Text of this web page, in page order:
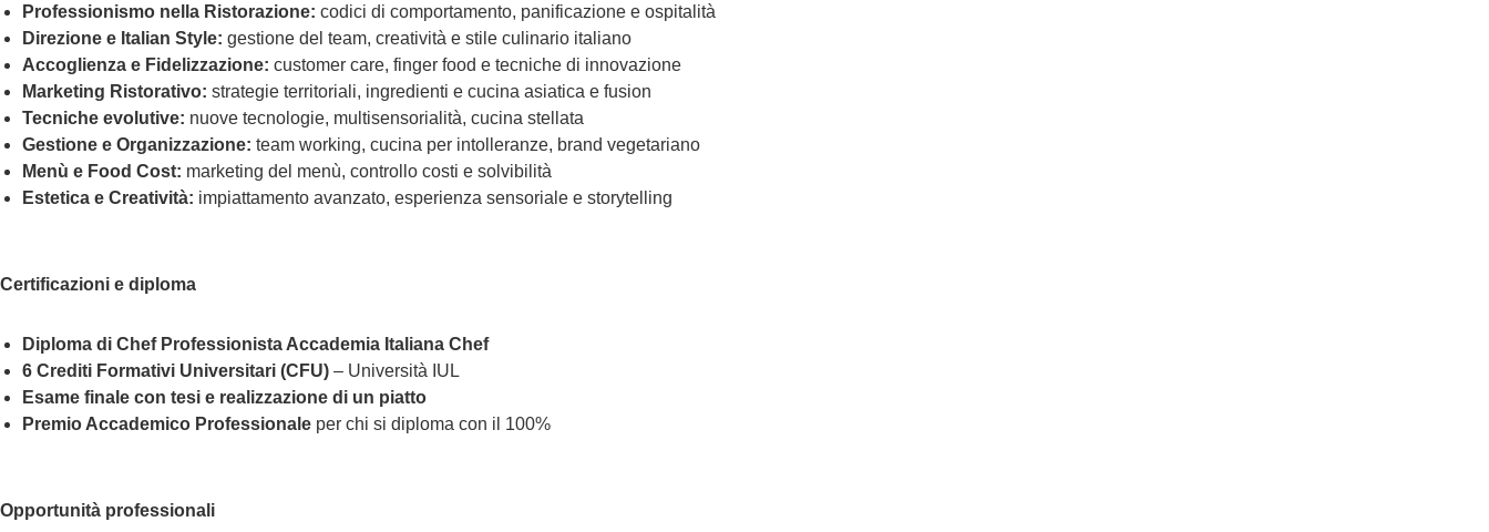
Professionismo nella Ristorazione: codici di comportamento, panificazione e ospitalità
Direzione e Italian Style: gestione del team, creatività e stile culinario italiano
Accoglienza e Fidelizzazione: customer care, finger food e tecniche di innovazione
Marketing Ristorativo: strategie territoriali, ingredienti e cucina asiatica e fusion
Tecniche evolutive: nuove tecnologie, multisensorialità, cucina stellata
Gestione e Organizzazione: team working, cucina per intolleranze, brand vegetariano
Menù e Food Cost: marketing del menù, controllo costi e solvibilità
Estetica e Creatività: impiattamento avanzato, esperienza sensoriale e storytelling
Certificazioni e diploma
Diploma di Chef Professionista Accademia Italiana Chef
6 Crediti Formativi Universitari (CFU) – Università IUL
Esame finale con tesi e realizzazione di un piatto
Premio Accademico Professionale per chi si diploma con il 100%
Opportunità professionali